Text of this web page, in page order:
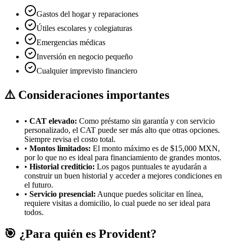
Gastos del hogar y reparaciones
Útiles escolares y colegiaturas
Emergencias médicas
Inversión en negocio pequeño
Cualquier imprevisto financiero
⚠️ Consideraciones importantes
• CAT elevado: Como préstamo sin garantía y con servicio
personalizado, el CAT puede ser más alto que otras opciones.
Siempre revisa el costo total.
• Montos limitados: El monto máximo es de $15,000 MXN,
por lo que no es ideal para financiamiento de grandes montos.
• Historial crediticio: Los pagos puntuales te ayudarán a
construir un buen historial y acceder a mejores condiciones en
el futuro.
• Servicio presencial: Aunque puedes solicitar en línea,
requiere visitas a domicilio, lo cual puede no ser ideal para
todos.
🎯 ¿Para quién es Provident?